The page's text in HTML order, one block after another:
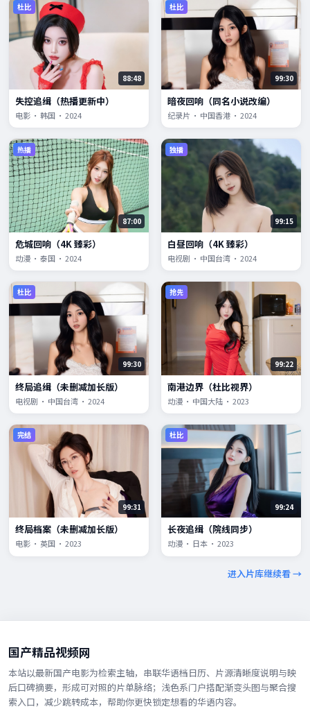
杜比
88:48
失控追缉（热播更新中）
电影 · 韩国 · 2024
杜比
99:30
暗夜回响（同名小说改编）
纪录片 · 中国香港 · 2024
热播
87:00
危城回响（4K 臻彩）
动漫 · 泰国 · 2024
独播
99:15
白昼回响（4K 臻彩）
电视剧 · 中国台湾 · 2024
杜比
99:30
终局追缉（未删减加长版）
电视剧 · 中国台湾 · 2024
抢先
99:22
南港边界（杜比视界）
动漫 · 中国大陆 · 2023
完结
99:31
终局档案（未删减加长版）
电影 · 英国 · 2023
杜比
99:24
长夜追缉（院线同步）
动漫 · 日本 · 2023
进入片库继续看 →
国产精品视频网
本站以最新国产电影为检索主轴，串联华语档日历、片源清晰度说明与映
后口碑摘要，形成可对照的片单脉络；浅色系门户搭配渐变头图与聚合搜
索入口，减少跳转成本，帮助你更快锁定想看的华语内容。